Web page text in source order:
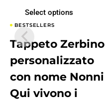
Select options
BESTSELLERS
Tappeto Zerbino
personalizzato
con nome Nonni
Qui vivono i